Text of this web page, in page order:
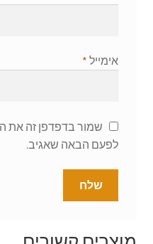
אימייל *
שמור בדפדפן זה את
לפעם הבאה שאגיב.